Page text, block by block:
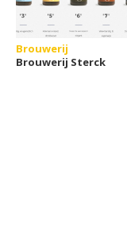
Brouwerij
Brouwerij Sterck